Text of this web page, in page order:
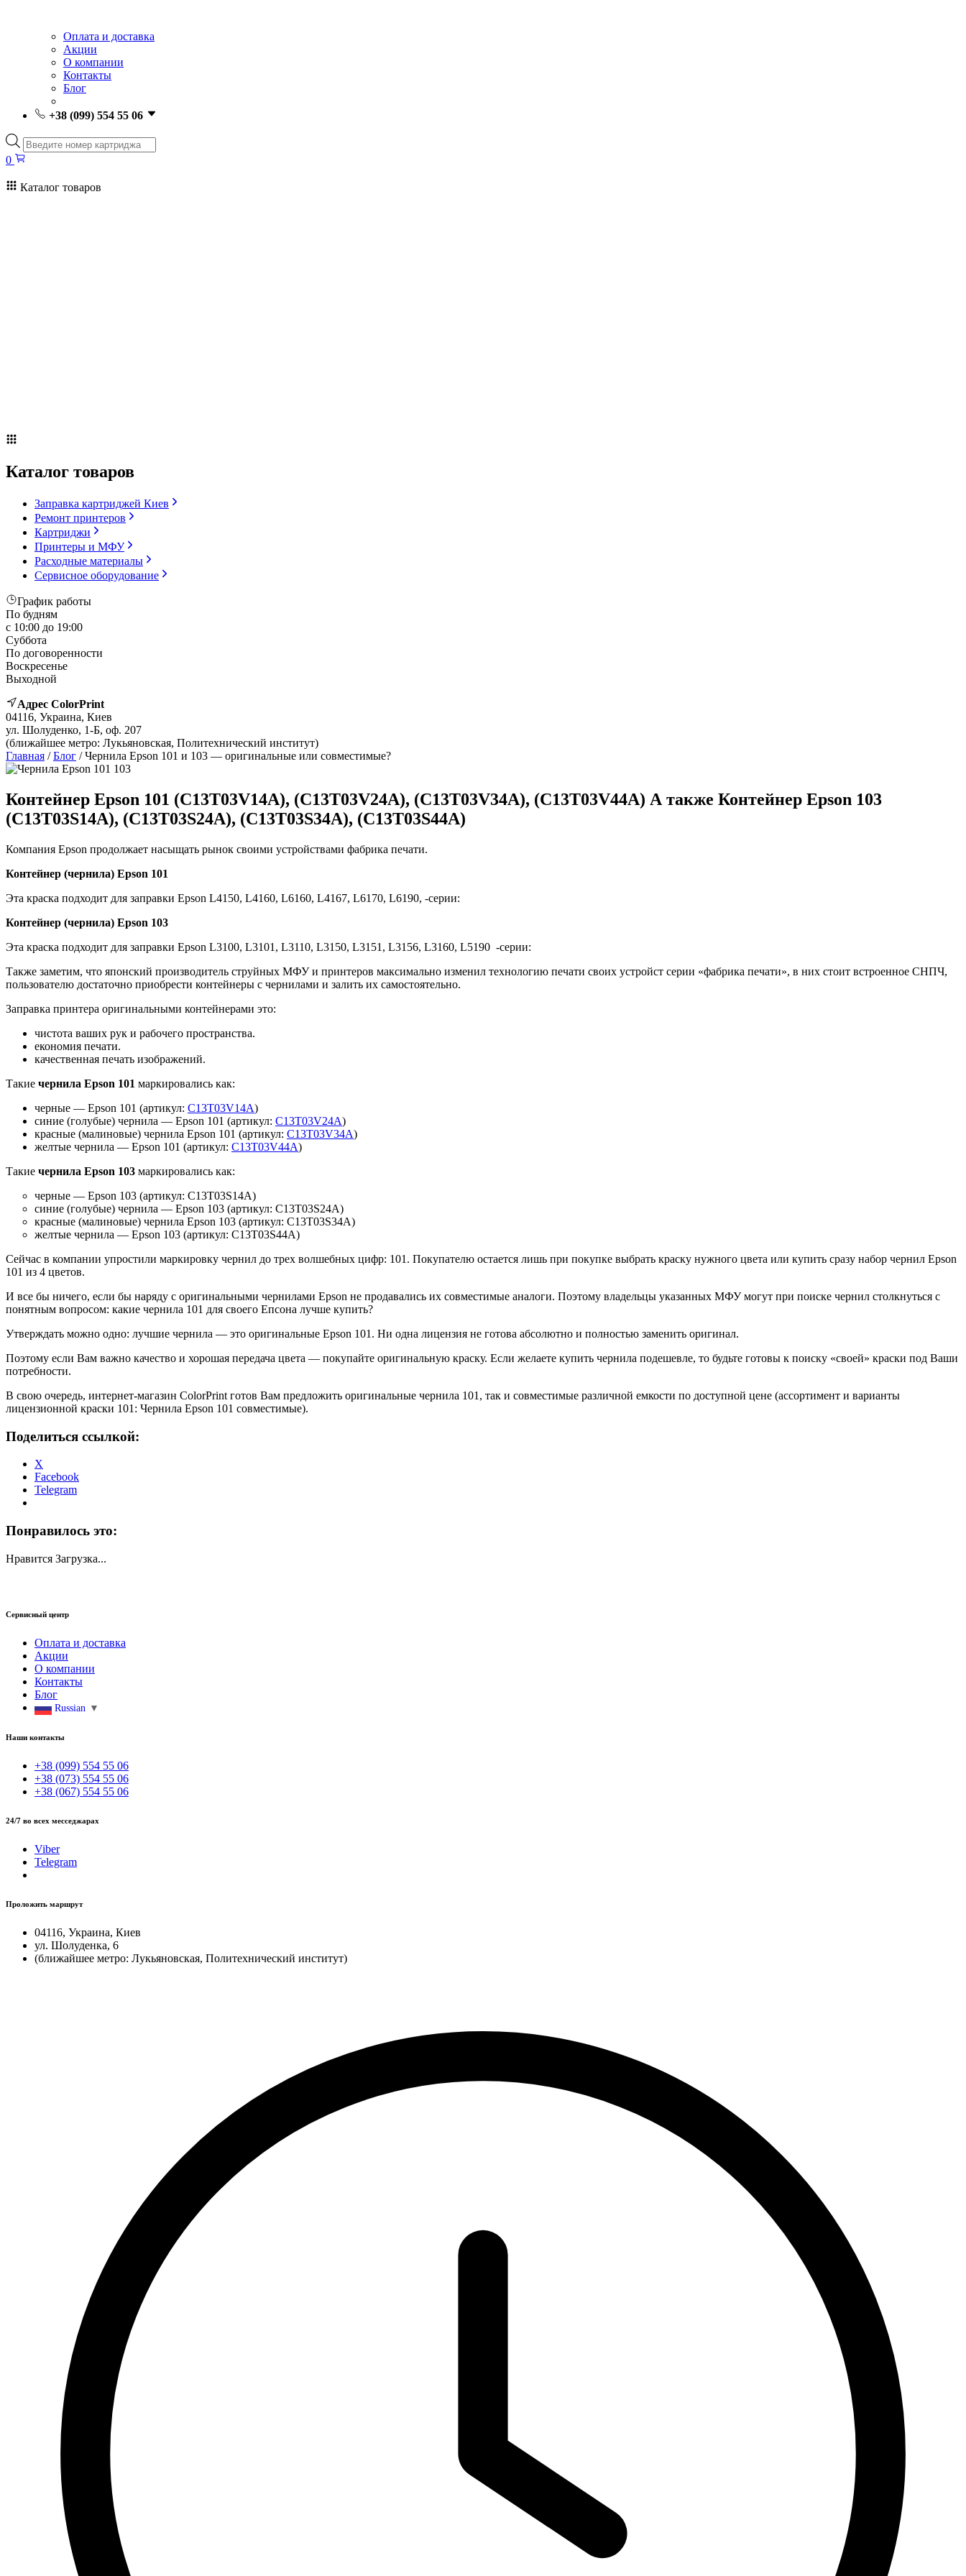
Оплата и доставка
Акции
О компании
Контакты
Блог
+38 (099) 554 55 06
Поиск
товаров
0
Каталог товаров
Каталог товаров
Заправка картриджей Киев
Ремонт принтеров
Картриджи
Принтеры и МФУ
Расходные материалы
Сервисное оборудование
График работы
По будням
с 10:00 до 19:00
Суббота
По договоренности
Воскресенье
Выходной
Адрес ColorPrint
04116, Украина, Киев
ул. Шолуденко, 1-Б, оф. 207
(ближайшее метро: Лукьяновская, Политехнический институт)
Главная /Блог / Чернила Epson 101 и 103 — оригинальные или совместимые?
Контейнер Epson 101 (C13T03V14A), (C13T03V24A), (C13T03V34A), (C13T03V44A) А также Контейнер Epson 103
(C13T03S14A), (C13T03S24A), (C13T03S34A), (C13T03S44A)
Компания Epson продолжает насыщать рынок своими устройствами фабрика печати.
Контейнер (чернила) Epson 101
Эта краска подходит для заправки Epson L4150, L4160, L6160, L4167, L6170, L6190, -серии:
Контейнер (чернила) Epson 103
Эта краска подходит для заправки Epson L3100, L3101, L3110, L3150, L3151, L3156, L3160, L5190 -серии:
Также заметим, что японский производитель струйных МФУ и принтеров максимально изменил технологию печати своих устройст серии «фабрика печати», в них стоит встроенное СНПЧ,
пользователю достаточно приобрести контейнеры с чернилами и залить их самостоятельно.
Заправка принтера оригинальными контейнерами это:
чистота ваших рук и рабочего пространства.
економия печати.
качественная печать изображений.
Такие чернила Epson 101 маркировались как:
черные — Epson 101 (артикул: C13T03V14A)
синие (голубые) чернила — Epson 101 (артикул: C13T03V24A)
красные (малиновые) чернила Epson 101 (артикул: C13T03V34A)
желтые чернила — Epson 101 (артикул: C13T03V44A)
Такие чернила Epson 103 маркировались как:
черные — Epson 103 (артикул: C13T03S14A)
синие (голубые) чернила — Epson 103 (артикул: C13T03S24A)
красные (малиновые) чернила Epson 103 (артикул: C13T03S34A)
желтые чернила — Epson 103 (артикул: C13T03S44A)
Сейчас в компании упростили маркировку чернил до трех волшебных цифр: 101. Покупателю остается лишь при покупке выбрать краску нужного цвета или купить сразу набор чернил Epson
101 из 4 цветов.
И все бы ничего, если бы наряду с оригинальными чернилами Epson не продавались их совместимые аналоги. Поэтому владельцы указанных МФУ могут при поиске чернил столкнуться с
понятным вопросом: какие чернила 101 для своего Епсона лучше купить?
Утверждать можно одно: лучшие чернила — это оригинальные Epson 101. Ни одна лицензия не готова абсолютно и полностью заменить оригинал.
Поэтому если Вам важно качество и хорошая передача цвета — покупайте оригинальную краску. Если желаете купить чернила подешевле, то будьте готовы к поиску «своей» краски под Ваши
потребности.
В свою очередь, интернет-магазин ColorPrint готов Вам предложить оригинальные чернила 101, так и совместимые различной емкости по доступной цене (ассортимент и варианты
лицензионной краски 101: Чернила Epson 101 совместимые).
Поделиться ссылкой:
X
Facebook
Telegram
Понравилось это:
Нравится Загрузка...
Сервисный центр
Оплата и доставка
Акции
О компании
Контакты
Блог
Russian ▼
Наши контакты
+38 (099) 554 55 06
+38 (073) 554 55 06
+38 (067) 554 55 06
24/7 во всех месседжарах
Viber
Telegram
Проложить маршрут
04116, Украина, Киев
ул. Шолуденка, 6
(ближайшее метро: Лукьяновская, Политехнический институт)